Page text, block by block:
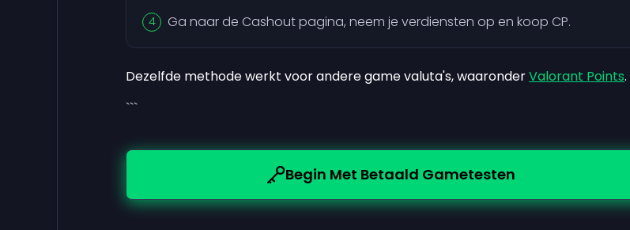
Ga naar de Cashout pagina, neem je verdiensten op en koop CP.
Dezelfde methode werkt voor andere game valuta's, waaronderValorant Points.
```
Begin Met Betaald Gametesten